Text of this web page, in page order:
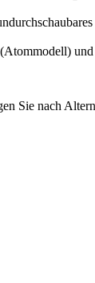
Sie nach